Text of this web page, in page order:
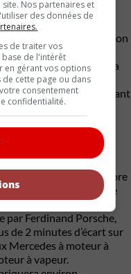
de cette première
cette fois en collaboration
de Jocab
produite en série : la
de 5,5 L monté à l’avant
la banquette par un
cet imposant moteur
grande popularité à
Le magazine
exemple, qu’en septembre
» termine quatrième
la course de côte du
par Ferdinand Porsche,
de 2 minutes d’écart sur
Mercedes à moteur à
à vapeur.
Nos partenaires et
des données de
de traiter vos
base de l'intérêt
en gérant vos options
de cette page ou dans
consentement
confidentialité.